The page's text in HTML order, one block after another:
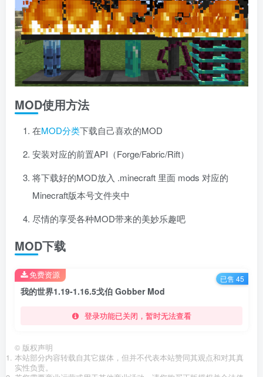
MOD使用方法
在MOD分类下载自己喜欢的MOD
安装对应的前置API（Forge/Fabric/Rift）
将下载好的MOD放入 .minecraft 里面 mods 对应的
Minecraft版本号文件夹中
尽情的享受各种MOD带来的美妙乐趣吧
MOD下载
我的世界1.19-1.16.5戈伯 Gobber Mod
登录功能已关闭，暂时无法查看
免费资源 已售 45
© 版权声明
本站部分内容转载自其它媒体，但并不代表本站赞同其观点和对其真
实性负责。